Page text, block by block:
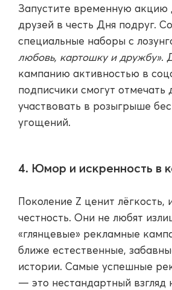
Запустите временную акцию
друзей в честь Дня подруг.
специальные наборы с
любовь, картошку и дружбу».
кампанию активностью в
подписчики смогут отмечать
участвовать в розыгрыше
угощений.
4. Юмор и искренность в
Поколение Z ценит лёгкость,
честность. Они не любят
«глянцевые» рекламные
ближе естественные,
истории. Самые успешные
— это нестандартный взгляд